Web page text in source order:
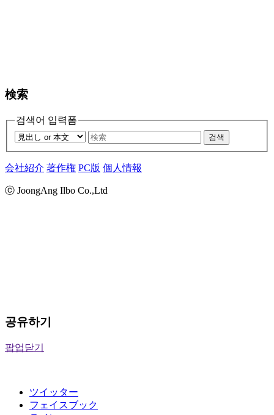
検索
검색어 입력폼
검색
会社紹介 著作権 PC版 個人情報
ⓒ JoongAng Ilbo Co.,Ltd
공유하기
팝업닫기
ツイッター
フェイスブック